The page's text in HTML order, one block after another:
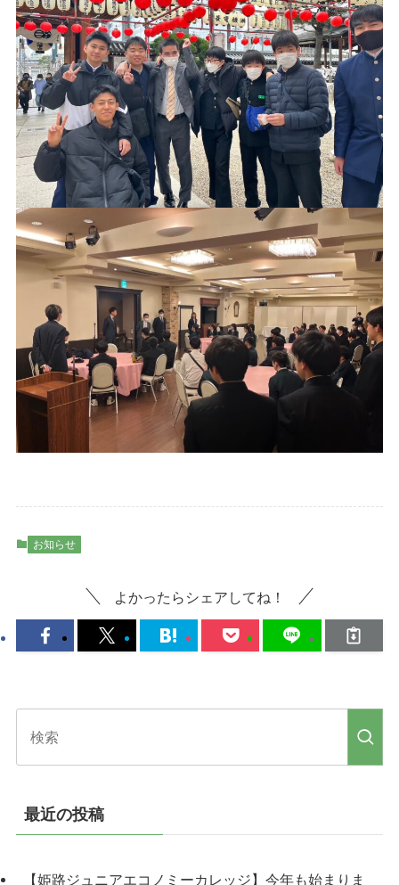
お知らせ
よかったらシェアしてね！
最近の投稿
【姫路ジュニアエコノミーカレッジ】今年も始まりま